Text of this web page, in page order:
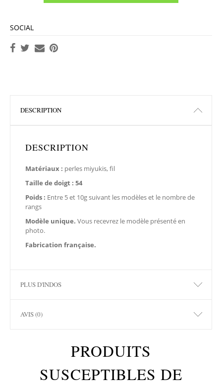
SOCIAL
DESCRIPTION
DESCRIPTION
Matériaux : perles miyukis, fil
Taille de doigt : 54
Poids : Entre 5 et 10g suivant les modèles et le nombre de
rangs
Modèle unique. Vous recevrez le modèle présenté en
photo.
Fabrication française.
PLUS D'INDOS
AVIS (0)
PRODUITS
SUSCEPTIBLES DE